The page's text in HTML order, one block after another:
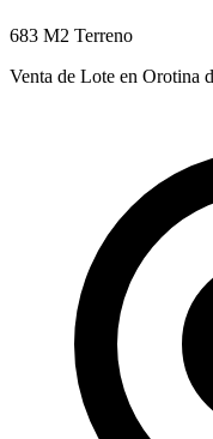
683 M2 Terreno
Venta de Lote en Orotina